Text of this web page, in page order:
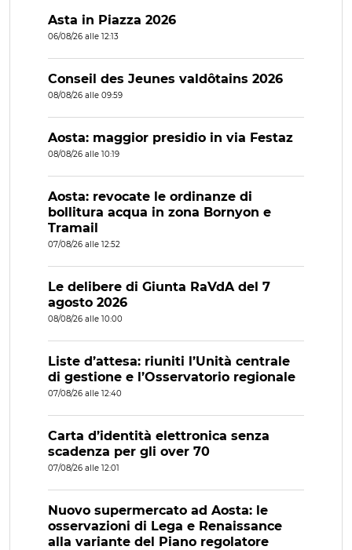
Asta in Piazza 2026
06/08/26 alle 12:13
Conseil des Jeunes valdôtains 2026
08/08/26 alle 09:59
Aosta: maggior presidio in via Festaz
08/08/26 alle 10:19
Aosta: revocate le ordinanze di
bollitura acqua in zona Bornyon e
Tramail
07/08/26 alle 12:52
Le delibere di Giunta RaVdA del 7
agosto 2026
08/08/26 alle 10:00
Liste d’attesa: riuniti l’Unità centrale
di gestione e l’Osservatorio regionale
07/08/26 alle 12:40
Carta d’identità elettronica senza
scadenza per gli over 70
07/08/26 alle 12:01
Nuovo supermercato ad Aosta: le
osservazioni di Lega e Renaissance
alla variante del Piano regolatore